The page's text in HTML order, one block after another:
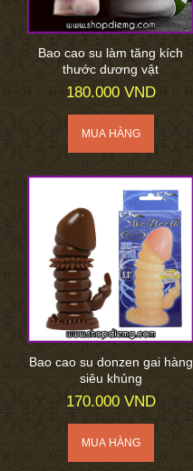
Bao cao su làm tăng kích
thước dương vật
180.000 VND
Bao cao su donzen gai hàng
siêu khủng
170.000 VND